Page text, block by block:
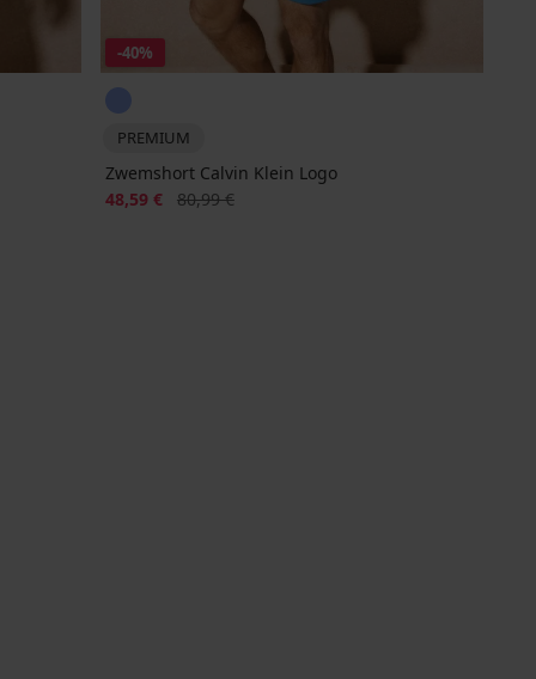
-40%
PREMIUM
Zwemshort Calvin Klein Logo
Korting
48,59 € Oorspronkelijke prijs
80,99 €